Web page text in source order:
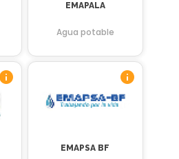
EMAPALA
Agua potable
EMAPSA BF